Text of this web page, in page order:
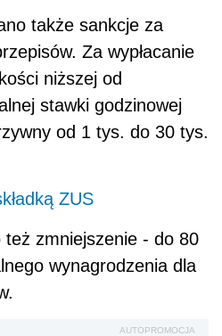
także sankcje za
Za wypłacanie
niższej od
stawki godzinowej
od 1 tys. do 30 tys.
ZUS
zmniejszenie - do 80
wynagrodzenia dla
AUTOPROMOCJA